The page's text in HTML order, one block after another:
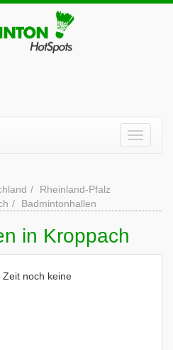
Rheinland-Pfalz
Badmintonhallen
in Kroppach
noch keine